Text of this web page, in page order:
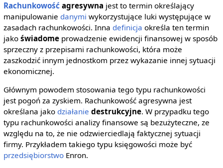
Rachunkowośćagresywna jest to termin określający
manipulowanie danymi wykorzystujące luki występujące w
zasadach rachunkowości. Inna definicja określa ten termin
jako świadomeprowadzenie ewidencji finansowej w sposób
sprzeczny z przepisami rachunkowości, która może
zaszkodzić innym jednostkom przez wykazanie innej sytuacji
ekonomicznej.
Głównym powodem stosowania tego typu rachunkowości
jest pogoń za zyskiem. Rachunkowość agresywna jest
określana jako działanie destrukcyjne. W przypadku tego
typu rachunkowości analizy finansowe są bezużyteczne, ze
względu na to, że nie odzwierciedlają faktycznej sytuacji
firmy. Przykładem takiego typu księgowości może być
przedsiębiorstwoEnron.